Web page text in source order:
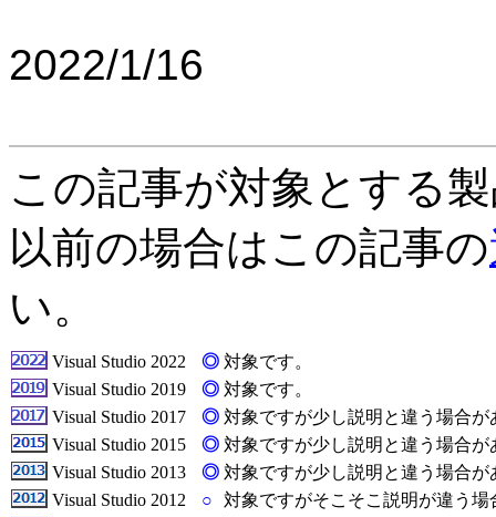
2022/1/16
この記事が対象とする
以前の場合はこの記事の
い。
Visual Studio 2022 ◎ 対象です。
Visual Studio 2019
◎ 対象です。
Visual Studio 2017
◎ 対象ですが少し説明と違う場合が
Visual Studio 2015
◎ 対象ですが少し説明と違う場合が
Visual Studio 2013
◎ 対象ですが少し説明と違う場合が
Visual Studio 2012
○
対象ですがそこそこ説明が違う場